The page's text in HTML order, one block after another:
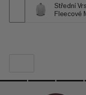
Střední
Fleecové